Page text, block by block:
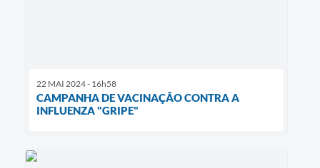
22 MAI 2024 - 16h58
CAMPANHA DE VACINAÇÃO CONTRA A
INFLUENZA "GRIPE"